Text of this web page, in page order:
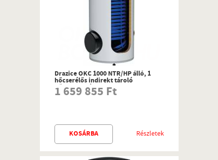
Drazice OKC 1000 NTR/HP álló, 1
hőcserélős indirekt tároló
hősszivattyús rendszerhez
1 659 855 Ft
Részletek
KOSÁRBA